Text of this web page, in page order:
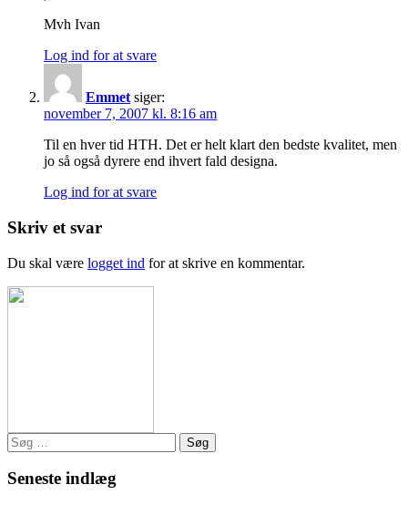
Mvh Ivan
Log ind for at svare
Emmet siger:
november 7, 2007 kl. 8:16 am
Til en hver tid HTH. Det er helt klart den bedste kvalitet, men
jo så også dyrere end ihvert fald designa.
Log ind for at svare
Skriv et svar
Du skal være logget ind for at skrive en kommentar.
Søg
efter:
Seneste indlæg